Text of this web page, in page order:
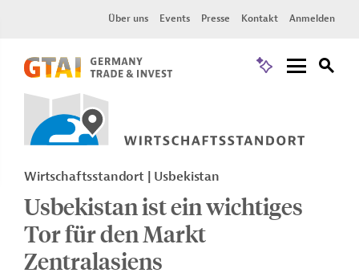
Über uns Events Presse Kontakt Anmelden
Wirtschaftsstandort | Usbekistan
Usbekistan ist ein wichtiges
Tor für den Markt
Zentralasiens